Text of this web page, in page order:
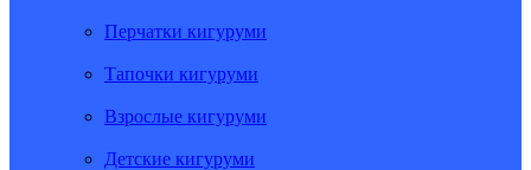
Перчатки кигуруми
Тапочки кигуруми
Взрослые кигуруми
Детские кигуруми